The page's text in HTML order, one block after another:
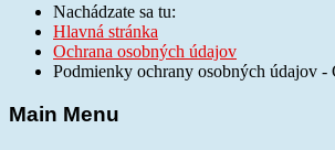
Nachádzate sa tu:
Hlavná stránka
Ochrana osobných údajov
Podmienky ochrany osobných údajov -
Main Menu